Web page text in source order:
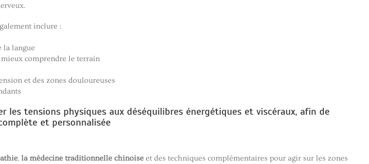
inclure :
la langue
comprendre le terrain
et des zones douloureuses
les tensions physiques aux déséquilibres énergétiques et viscéraux, afin de
et personnalisée
, la médecine traditionnelle chinoise et des techniques complémentaires pour agir sur les zones